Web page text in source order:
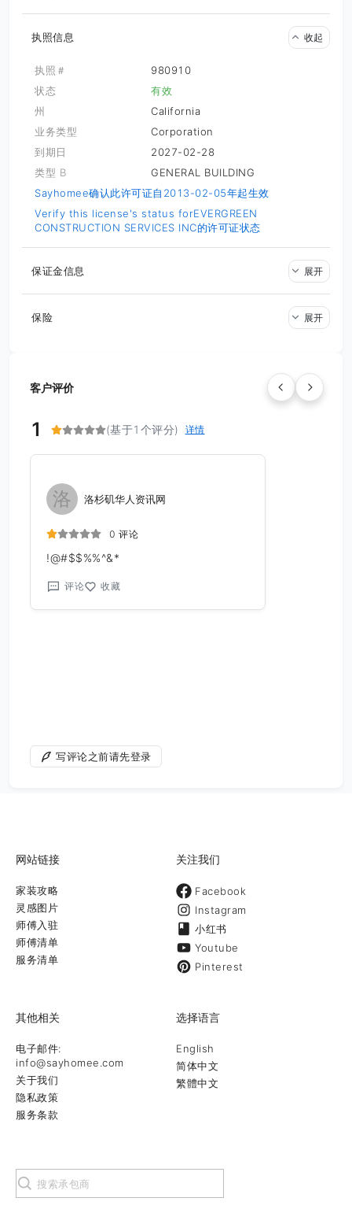
执照信息 收起
执照＃
980910
状态
有效
州
California
业务类型
Corporation
到期日
2027-02-28
类型 B
GENERAL BUILDING
Sayhomee确认此许可证自2013-02-05年起生效
Verify this license's status forEVERGREEN
CONSTRUCTION SERVICES INC的许可证状态
保证金信息 展开
保险 展开
客户评价
1 (基于1个评分) 详情
洛 洛杉矶华人资讯网
0 评论
!@#$$%%^&*
评论 收藏
写评论之前请先登录
网站链接
家装攻略
灵感图片
师傅入驻
师傅清单
服务清单
关注我们
Facebook
Instagram
小红书
Youtube
Pinterest
其他相关
电子邮件:
info@sayhomee.com
关于我们
隐私政策
服务条款
选择语言
English
简体中文
繁體中文